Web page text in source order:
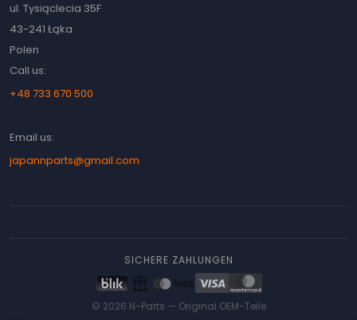
ul. Tysiąclecia 35F
43-241 Łąka
Polen
Call us:
+48 733 670 500
Email us:
japannparts@gmail.com
SICHERE ZAHLUNGEN
© 2026 N-Parts — Original OEM-Teile